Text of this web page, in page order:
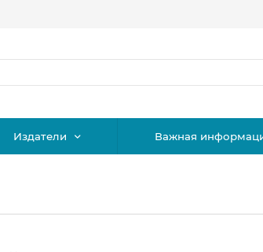
Издатели Важная